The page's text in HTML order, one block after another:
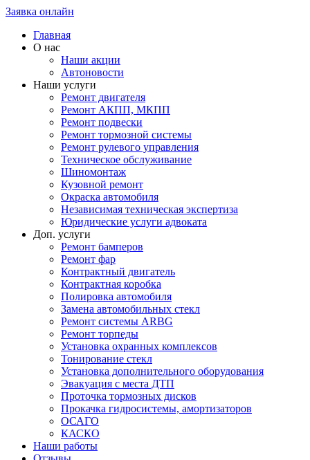
Заявка онлайн
Главная
О нас
Наши акции
Автоновости
Наши услуги
Ремонт двигателя
Ремонт АКПП, МКПП
Ремонт подвески
Ремонт тормозной системы
Ремонт рулевого управления
Техническое обслуживание
Шиномонтаж
Кузовной ремонт
Окраска автомобиля
Независимая техническая экспертиза
Юридические услуги адвоката
Доп. услуги
Ремонт бамперов
Ремонт фар
Контрактный двигатель
Контрактная коробка
Полировка автомобиля
Замена автомобильных стекл
Ремонт системы ARBG
Ремонт торпеды
Установка охранных комплексов
Тонирование стекл
Установка дополнительного оборудования
Эвакуация с места ДТП
Проточка тормозных дисков
Прокачка гидросистемы, амортизаторов
ОСАГО
КАСКО
Наши работы